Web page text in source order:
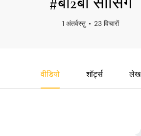
1 अंतर्वस्तु 23 विचारों
वीडियो शॉर्ट्स लेख